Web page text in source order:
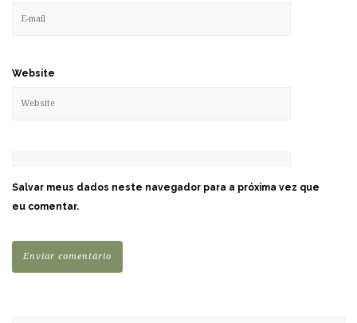
Website
Salvar meus dados neste navegador para a próxima vez que
eu comentar.